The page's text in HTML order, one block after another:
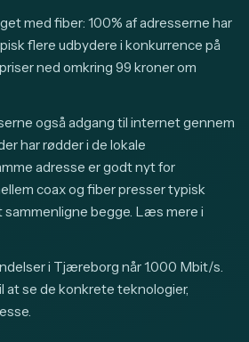
med fiber: 100% af adresserne har
flere udbydere i konkurrence på
ned omkring 99 kroner om
også adgang til internet gennem
har rødder i de lokale
adresse er godt nyt for
coax og fiber presser typisk
sammenligne begge. Læs mere i
i Tjæreborg når 1.000 Mbit/s.
se de konkrete teknologier,